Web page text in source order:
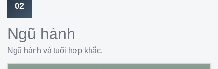
02
Ngũ hành
Ngũ hành và tuổi hợp khắc.